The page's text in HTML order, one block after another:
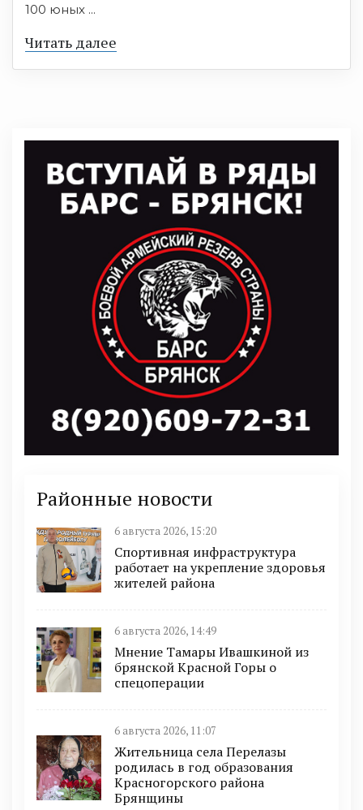
100 юных ...
Читать далее
Районные новости
6 августа 2026, 15:20
Спортивная инфраструктура
работает на укрепление здоровья
жителей района
6 августа 2026, 14:49
Мнение Тамары Ивашкиной из
брянской Красной Горы о
спецоперации
6 августа 2026, 11:07
Жительница села Перелазы
родилась в год образования
Красногорского района
Брянщины